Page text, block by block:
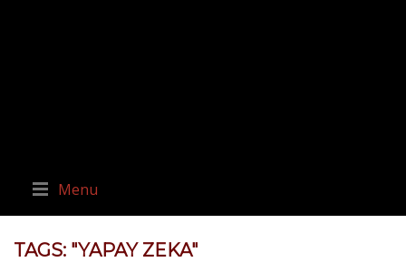
Menu
TAGS: "YAPAY ZEKA"